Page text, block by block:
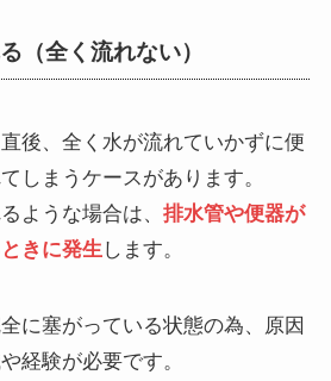
（全く流れない）
後、全く水が流れていかずに便
しまうケースがあります。
ような場合は、 排水管や便器が
きに発生 します。
に塞がっている状態の為、原因
経験が必要です。